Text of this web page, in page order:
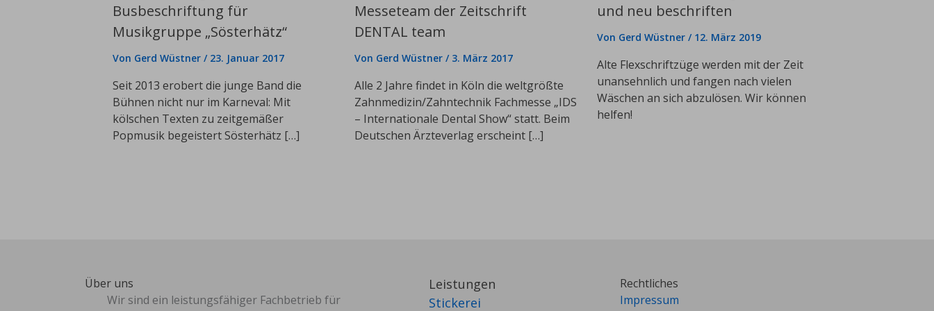
Busbeschriftung für
Musikgruppe „Sösterhätz“
Von Gerd Wüstner / 23. Januar 2017
Seit 2013 erobert die junge Band die
Bühnen nicht nur im Karneval: Mit
kölschen Texten zu zeitgemäßer
Popmusik begeistert Sösterhätz […]
Messeteam der Zeitschrift
DENTAL team
Von Gerd Wüstner/ 3. März 2017
Alle 2 Jahre findet in Köln die weltgrößte
Zahnmedizin/Zahntechnik Fachmesse „IDS
– Internationale Dental Show“ statt. Beim
Deutschen Ärzteverlag erscheint […]
und neu beschriften
Von Gerd Wüstner / 12. März 2019
Alte Flexschriftzüge werden mit der Zeit
unansehnlich und fangen nach vielen
Wäschen an sich abzulösen. Wir können
helfen!
Über uns
Wir sind ein leistungsfähiger Fachbetrieb für
Leistungen
Stickerei
Rechtliches
Impressum